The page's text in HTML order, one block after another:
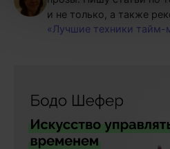
и не только, а также
«Лучшие техники тайм-